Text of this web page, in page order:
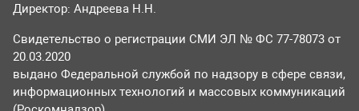
Директор: Андреева Н.Н.
Свидетельство о регистрации СМИ ЭЛ № ФС 77-78073 от
20.03.2020
выдано Федеральной службой по надзору в сфере связи,
информационных технологий и массовых коммуникаций